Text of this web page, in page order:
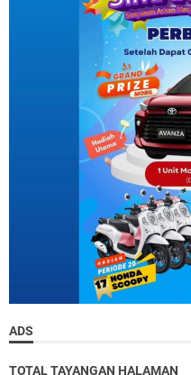
ADS
TOTAL TAYANGAN HALAMAN